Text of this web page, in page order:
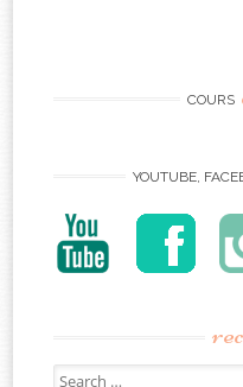
COURS
YOUTUBE,
Search